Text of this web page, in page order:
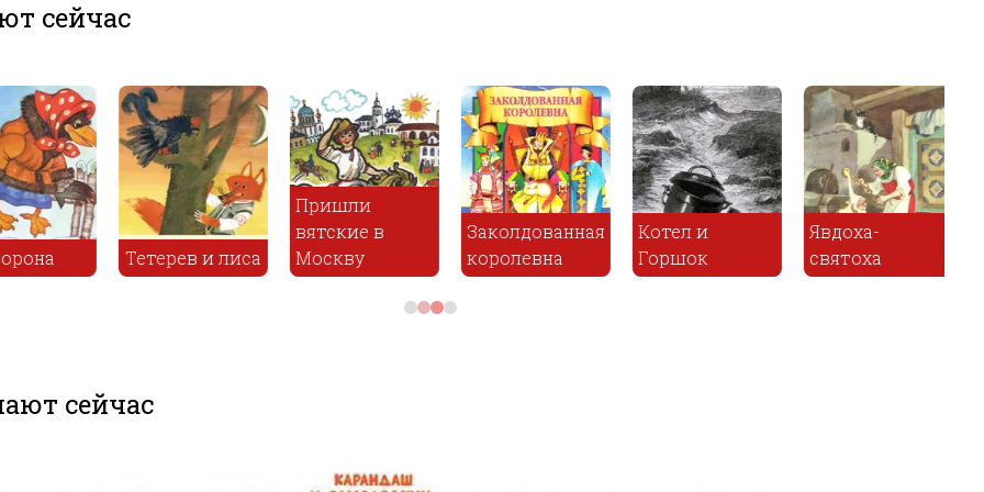
сейчас
в
Заколдованная
королевна
Котел и
Горшок
Явдоха-
святоха
Красавица Полевик
сейчас